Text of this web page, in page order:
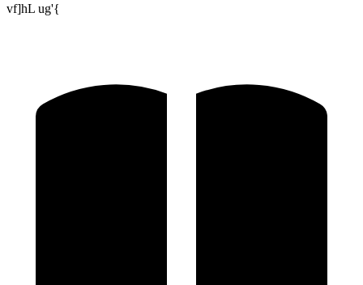
vf]hL ug'{